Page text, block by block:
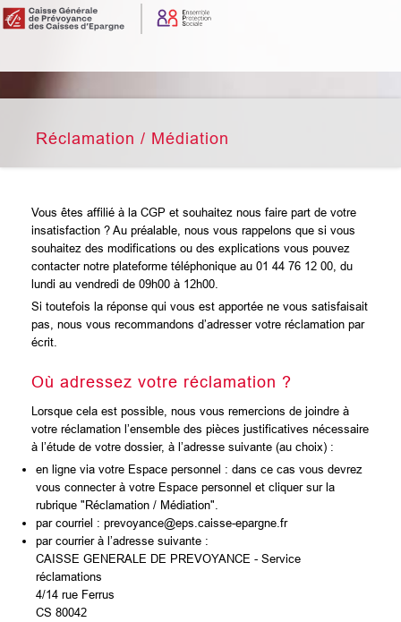
Réclamation / Médiation
Vous êtes affilié à la CGP et souhaitez nous faire part de votre
insatisfaction ? Au préalable, nous vous rappelons que si vous
souhaitez des modifications ou des explications vous pouvez
contacter notre plateforme téléphonique au 01 44 76 12 00, du
lundi au vendredi de 09h00 à 12h00.
Si toutefois la réponse qui vous est apportée ne vous satisfaisait
pas, nous vous recommandons d’adresser votre réclamation par
écrit.
Où adressez votre réclamation ?
Lorsque cela est possible, nous vous remercions de joindre à
votre réclamation l’ensemble des pièces justificatives nécessaire
à l’étude de votre dossier, à l’adresse suivante (au choix) :
en ligne via votre Espace personnel : dans ce cas vous devrez
vous connecter à votre Espace personnel et cliquer sur la
rubrique "Réclamation / Médiation".
par courriel : prevoyance@eps.caisse-epargne.fr
par courrier à l’adresse suivante :
CAISSE GENERALE DE PREVOYANCE - Service
réclamations
4/14 rue Ferrus
CS 80042